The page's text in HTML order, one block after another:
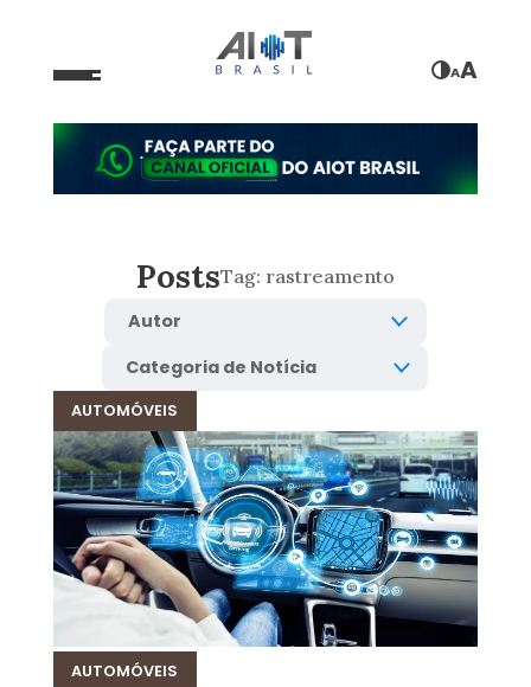
AA
PostsTag: rastreamento
AUTOMÓVEIS
AUTOMÓVEIS